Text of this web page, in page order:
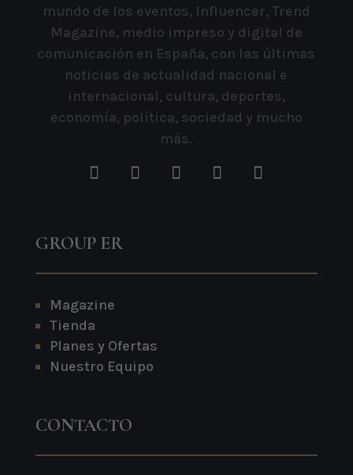
mundo de los eventos, Influencer, Trend
Magazine, medio impreso y digital de
comunicación en España, con las últimas
noticias de actualidad nacional e
internacional, cultura, deportes,
economía, política, sociedad y mucho
más.
GROUP ER
Magazine
Tienda
Planes y Ofertas
Nuestro Equipo
CONTACTO